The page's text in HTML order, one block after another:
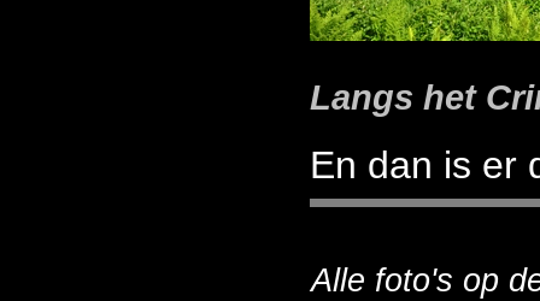
Langs het
En dan is er
Alle foto's op